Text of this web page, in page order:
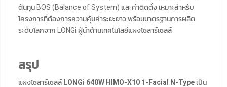
ต้นทุน BOS (Balance of System) และค่าติดตั้ง เหมาะสำหรับ
โครงการที่ต้องการความคุ้มค่าระยะยาว พร้อมมาตรฐานการผลิต
ระดับโลกจาก LONGi ผู้นำด้านเทคโนโลยีแผงโซลาร์เซลล์
สรุป
แผงโซลาร์เซลล์ LONGi 640W HIMO-X10 1-Facial N-Type เป็น